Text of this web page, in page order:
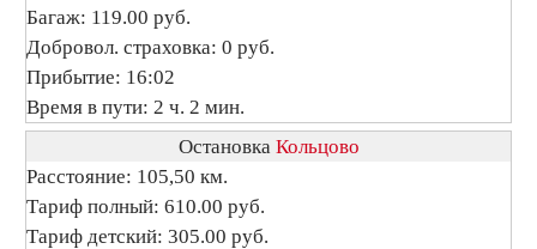
Багаж: 119.00 руб.
Добровол. страховка: 0 руб.
Прибытие: 16:02
Время в пути: 2 ч. 2 мин.
Остановка Кольцово
Расстояние: 105,50 км.
Тариф полный: 610.00 руб.
Тариф детский: 305.00 руб.